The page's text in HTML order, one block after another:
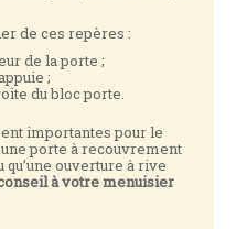
de ces repères :
de la porte ;
;
du bloc porte.
importantes pour le
porte à recouvrement
ouverture à rive
à votre menuisier